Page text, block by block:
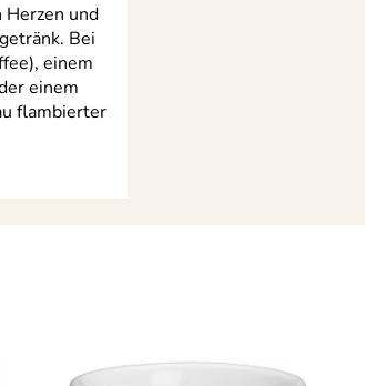
und
Bei
einem
einem
flambierter